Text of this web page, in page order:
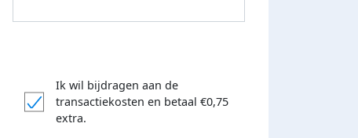
Donateurs bedankt
Ik wil bijdragen aan de
transactiekosten en betaal €0,75
extra.